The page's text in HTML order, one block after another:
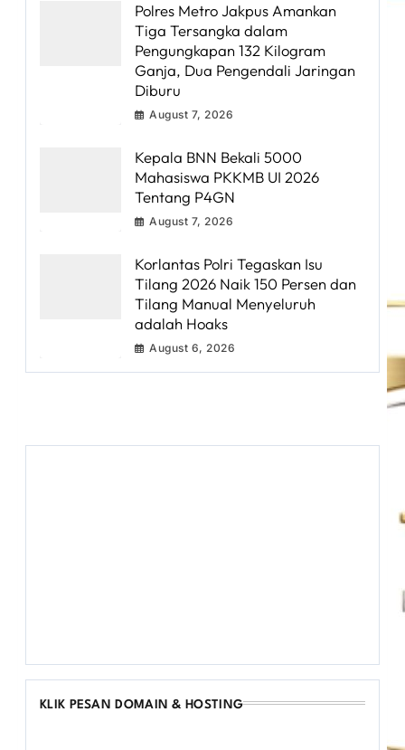
Polres Metro Jakpus Amankan
Tiga Tersangka dalam
Pengungkapan 132 Kilogram
Ganja, Dua Pengendali Jaringan
Diburu
August 7, 2026
Kepala BNN Bekali 5000
Mahasiswa PKKMB UI 2026
Tentang P4GN
August 7, 2026
Korlantas Polri Tegaskan Isu
Tilang 2026 Naik 150 Persen dan
Tilang Manual Menyeluruh
adalah Hoaks
August 6, 2026
KLIK PESAN DOMAIN & HOSTING